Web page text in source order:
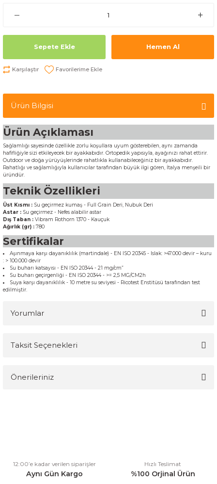
Sepete Ekle Hemen Al
Karşılaştır
Ürün Bilgisi
Ürün Açıklaması
Sağlamlığı sayesinde özellikle zorlu koşullara uyum gösterebilen, aynı zamanda
hafifliğiyle sizi etkileyecek bir ayakkabıdır. Ortopedik yapısıyla, ayağınızı rahat ettirir.
Outdoor ve doğa yürüyüşlerinde rahatlıkla kullanabileceğiniz bir ayakkabıdır.
Rahatlığı ve sağlamlığıyla kullanıcılar tarafından büyük ilgi gören, İtalya menşeili bir
üründür.
Teknik Özellikleri
Üst Kısmı : Su geçirmez kumaş - Full Grain Deri, Nubuk Deri
Astar : Su geçirmez - Nefes alabilir astar
Dış Taban : Vibram Rothorn 1370 - Kauçuk
Ağırlık (gr) : 780
Sertifikalar
Aşınmaya karşı dayanıklılık (martindale) - EN ISO 20345 - Islak: >47.000 devir – kuru
: > 100.000 devir
Su buharı katsayısı - EN ISO 20344 - 21 mg/cm”
Su buharı geçirgenliği - EN ISO 20344 - >= 2,5 MG/CM2h
Suya karşı dayanıklılık - 10 metre su seviyesi - Ricotest Enstitüsü tarafından test
edilmiştir.
Yorumlar
Taksit Seçenekleri
Önerileriniz
Ürün açıklamasında eksik bilgiler bulunuyor.
Ürün bilgilerinde hatalar bulunuyor.
12:00’e kadar verilen siparişler
Aynı Gün Kargo
Hızlı Teslimat
%100 Orjinal Ürün